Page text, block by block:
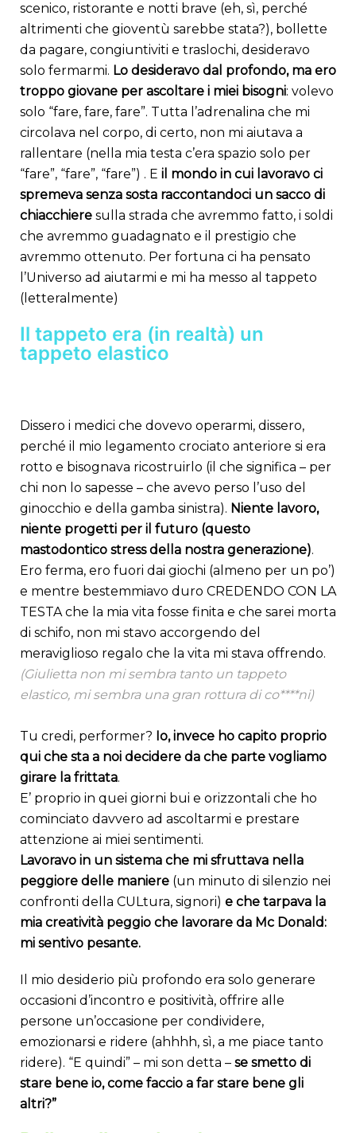
scenico, ristorante e notti brave (eh, sì, perché
altrimenti che gioventù sarebbe stata?), bollette
da pagare, congiuntiviti e traslochi, desideravo
solo fermarmi. Lo desideravo dal profondo, ma ero
troppo giovane per ascoltare i miei bisogni: volevo
solo “fare, fare, fare”. Tutta l’adrenalina che mi
circolava nel corpo, di certo, non mi aiutava a
rallentare (nella mia testa c’era spazio solo per
“fare”, “fare”, “fare”) . E il mondo in cui lavoravo ci
spremeva senza sosta raccontandoci un sacco di
chiacchiere sulla strada che avremmo fatto, i soldi
che avremmo guadagnato e il prestigio che
avremmo ottenuto. Per fortuna ci ha pensato
l’Universo ad aiutarmi e mi ha messo al tappeto
(letteralmente)
Il tappeto era (in realtà) un
tappeto elastico
Dissero i medici che dovevo operarmi, dissero,
perché il mio legamento crociato anteriore si era
rotto e bisognava ricostruirlo (il che significa – per
chi non lo sapesse – che avevo perso l’uso del
ginocchio e della gamba sinistra). Niente lavoro,
niente progetti per il futuro (questo
mastodontico stress della nostra generazione).
Ero ferma, ero fuori dai giochi (almeno per un po’)
e mentre bestemmiavo duro CREDENDO CON LA
TESTA che la mia vita fosse finita e che sarei morta
di schifo, non mi stavo accorgendo del
meraviglioso regalo che la vita mi stava offrendo.
(Giulietta non mi sembra tanto un tappeto
elastico, mi sembra una gran rottura di co****ni)
Tu credi, performer? Io, invece ho capito proprio
qui che sta a noi decidere da che parte vogliamo
girare la frittata.
E’ proprio in quei giorni bui e orizzontali che ho
cominciato davvero ad ascoltarmi e prestare
attenzione ai miei sentimenti.
Lavoravo in un sistema che mi sfruttava nella
peggiore delle maniere (un minuto di silenzio nei
confronti della CULtura, signori) e che tarpava la
mia creatività peggio che lavorare da Mc Donald:
mi sentivo pesante.
Il mio desiderio più profondo era solo generare
occasioni d’incontro e positività, offrire alle
persone un’occasione per condividere,
emozionarsi e ridere (ahhhh, sì, a me piace tanto
ridere). “E quindi” – mi son detta – se smetto di
stare bene io, come faccio a far stare bene gli
altri?”